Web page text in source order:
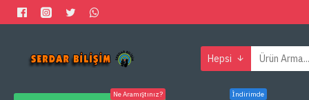
Hepsi
Ne Aramıştınız? İndirimde